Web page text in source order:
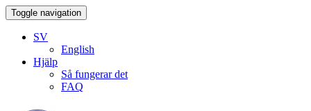
Toggle navigation
SV
English
Hjälp
Så fungerar det
FAQ